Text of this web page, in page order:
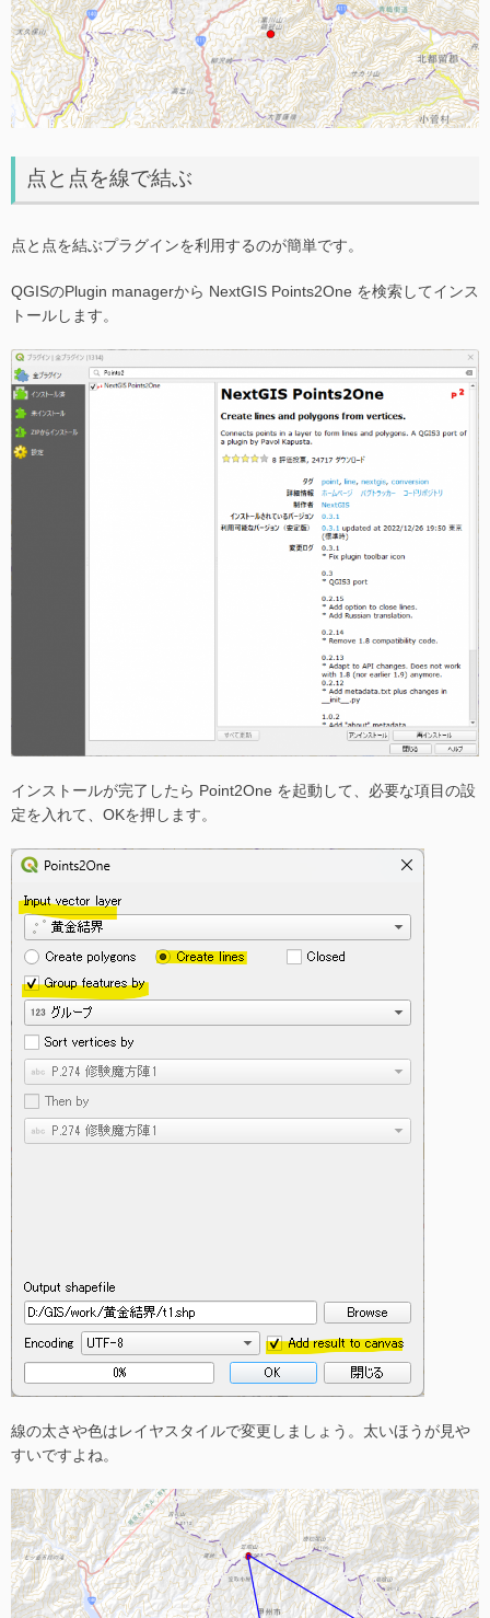
点と点を線で結ぶ
点と点を結ぶプラグインを利用するのが簡単です。
QGISのPlugin managerから NextGIS Points2One を検索してインス
トールします。
インストールが完了したら Point2One を起動して、必要な項目の設
定を入れて、OKを押します。
線の太さや色はレイヤスタイルで変更しましょう。太いほうが見や
すいですよね。